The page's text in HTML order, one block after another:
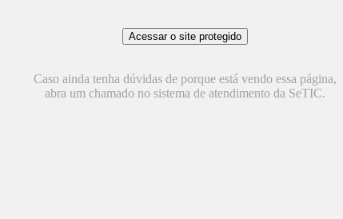
Caso ainda tenha dúvidas de porque está vendo essa página,
abra um chamado no sistema de atendimento da SeTIC.